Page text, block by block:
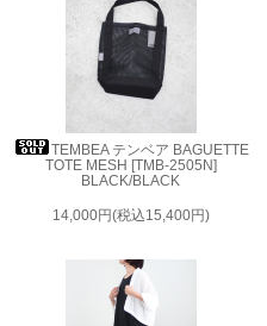
TEMBEA テンベア BAGUETTE
TOTE MESH [TMB-2505N]
BLACK/BLACK
14,000円(税込15,400円)